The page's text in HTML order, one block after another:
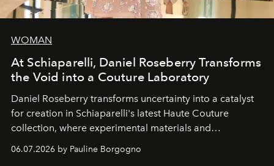
WOMAN
At Schiaparelli, Daniel Roseberry Transforms
the Void into a Couture Laboratory
Daniel Roseberry transforms uncertainty into a catalyst
for creation in Schiaparelli's latest Haute Couture
collection, where experimental materials and
exceptional craftsmanship forge a new territory between
fashion, sculpture, and art.
06.07.2026 by Pauline Borgogno